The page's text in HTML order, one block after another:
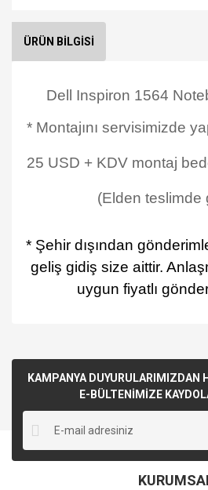
ÜRÜN BİLGİSİ
Dell Inspiron 1564
* Montajını servisimizde
25 USD + KDV montaj
(Elden teslimde
* Şehir dışından
geliş gidiş size aittir.
uygun fiyatlı
KAMPANYA DUYURULARIMIZDAN
E-BÜLTENİMİZE